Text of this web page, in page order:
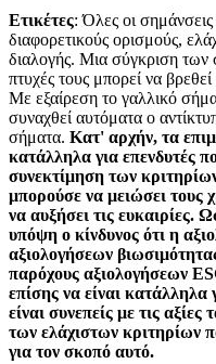
Ετικέτες: Όλες οι
διαφορετικούς ορισμούς,
διαλογής. Μια σύγκριση
πτυχές τους μπορεί να
Με εξαίρεση το γαλλικό
συναχθεί αυτόματα ο
σήματα. Κατ' αρχήν, τα
κατάλληλα για επενδυτές
συνεκτίμηση των
μπορούσε να μειώσει τους
να αυξήσει τις ευκαιρίες.
υπόψη ο κίνδυνος ότι η
αξιολογήσεων
παρόχους αξιολογήσεων
επίσης να είναι κατάλληλα
είναι συνεπείς με τις
των ελάχιστων κριτηρίων
για τον σκοπό αυτό.